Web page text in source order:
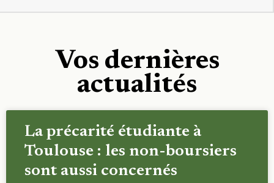
Vos dernières
actualités
La précarité étudiante à
Toulouse : les non-boursiers
sont aussi concernés